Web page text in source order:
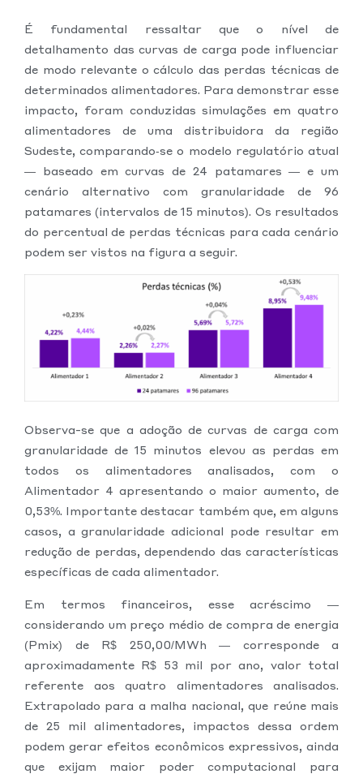
É fundamental ressaltar que o nível de
detalhamento das curvas de carga pode influenciar
de modo relevante o cálculo das perdas técnicas de
determinados alimentadores. Para demonstrar esse
impacto, foram conduzidas simulações em quatro
alimentadores de uma distribuidora da região
Sudeste, comparando‑se o modelo regulatório atual
— baseado em curvas de 24 patamares — e um
cenário alternativo com granularidade de 96
patamares (intervalos de 15 minutos). Os resultados
do percentual de perdas técnicas para cada cenário
podem ser vistos na figura a seguir.
Observa-se que a adoção de curvas de carga com
granularidade de 15 minutos elevou as perdas em
todos os alimentadores analisados, com o
Alimentador 4 apresentando o maior aumento, de
0,53%. Importante destacar também que, em alguns
casos, a granularidade adicional pode resultar em
redução de perdas, dependendo das características
específicas de cada alimentador.
Em termos financeiros, esse acréscimo —
considerando um preço médio de compra de energia
(Pmix) de R$ 250,00/MWh — corresponde a
aproximadamente R$ 53 mil por ano, valor total
referente aos quatro alimentadores analisados.
Extrapolado para a malha nacional, que reúne mais
de 25 mil alimentadores, impactos dessa ordem
podem gerar efeitos econômicos expressivos, ainda
que exijam maior poder computacional para